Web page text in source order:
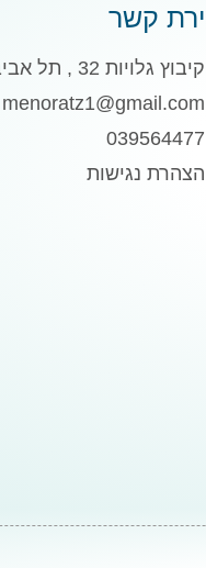
קשר
קיבוץ גלויות 32 , תל אביב
menoratz1@gmail.com
039564477
הצהרת נגישות